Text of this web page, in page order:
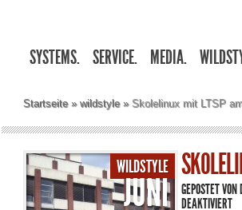
SYSTEMS. SERVICE. MEDIA.
Startseite » wildstyle »Skolelinux mit LTSP
WILDSTYLE
JUNI GEPOSTET VON
DEAKTIVIERTFÜR